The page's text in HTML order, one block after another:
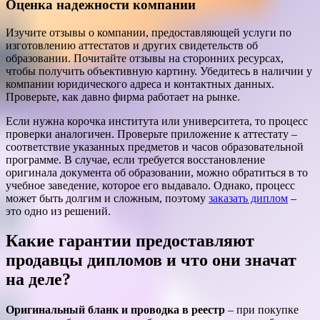
Оценка надежности компании
Изучите отзывы о компании, предоставляющей услуги по
изготовлению аттестатов и других свидетельств об
образовании. Почитайте отзывы на сторонних ресурсах,
чтобы получить объективную картину. Убедитесь в наличии у
компании юридического адреса и контактных данных.
Проверьте, как давно фирма работает на рынке.
Если нужна корочка института или университета, то процесс
проверки аналогичен. Проверьте приложение к аттестату –
соответствие указанных предметов и часов образовательной
программе. В случае, если требуется восстановление
оригинала документа об образовании, можно обратиться в то
учебное заведение, которое его выдавало. Однако, процесс
может быть долгим и сложным, поэтому заказать диплом –
это одно из решений.
Какие гарантии предоставляют
продавцы дипломов и что они значат
на деле?
Оригинальный бланк и проводка в реестр – при покупке